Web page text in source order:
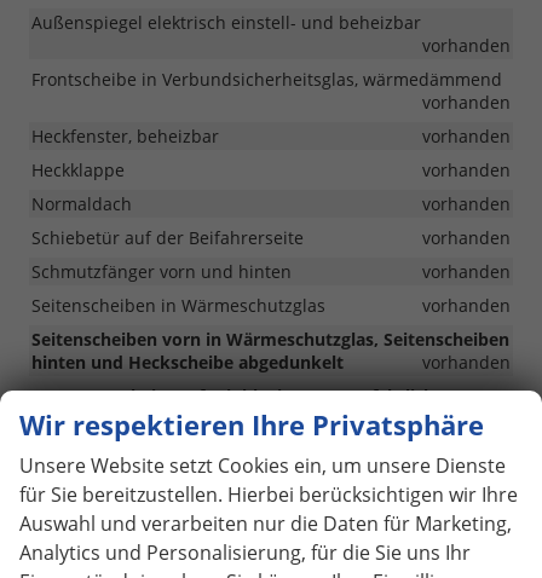
Außenspiegel elektrisch einstell- und beheizbar
vorhanden
Frontscheibe in Verbundsicherheitsglas, wärmedämmend
vorhanden
Heckfenster, beheizbar
vorhanden
Heckklappe
vorhanden
Normaldach
vorhanden
Schiebetür auf der Beifahrerseite
vorhanden
Schmutzfänger vorn und hinten
vorhanden
Seitenscheiben in Wärmeschutzglas
vorhanden
Seitenscheiben vorn in Wärmeschutzglas, Seitenscheiben
hinten und Heckscheibe abgedunkelt
vorhanden
LED Frontscheinwerfer inklusive LED Tagfahrlicht
vorhanden
LED-Rückleuchten
Heckwischer mit Heckscheiben-Wischwaschanlage
vorhanden
Verkehrszeichenerkennung und Falschfahrwarnung
vorhanden
Wir respektieren Ihre Privatsphäre
Unsere Website setzt Cookies ein, um unsere Dienste
für Sie bereitzustellen. Hierbei berücksichtigen wir Ihre
Auswahl und verarbeiten nur die Daten für Marketing,
Analytics und Personalisierung, für die Sie uns Ihr